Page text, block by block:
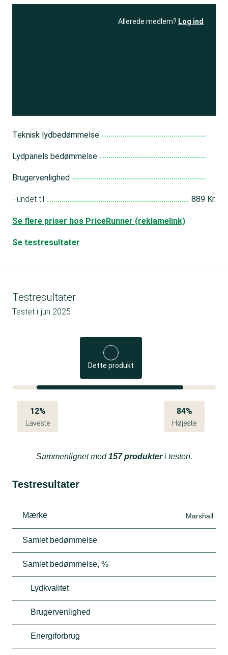
Allerede medlem? Log ind
Teknisk lydbedømmelse
Lydpanels bedømmelse
Brugervenlighed
Fundet til 889 Kr.
Se flere priser hos PriceRunner (reklamelink)
Se testresultater
Testresultater
Testet i jun 2025
Dette produkt
12%
Laveste
84%
Højeste
Sammenlignet med157 produkteri testen.
Testresultater
Mærke Marshall
Samlet bedømmelse
Samlet bedømmelse, %
Lydkvalitet
Brugervenlighed
Energiforbrug